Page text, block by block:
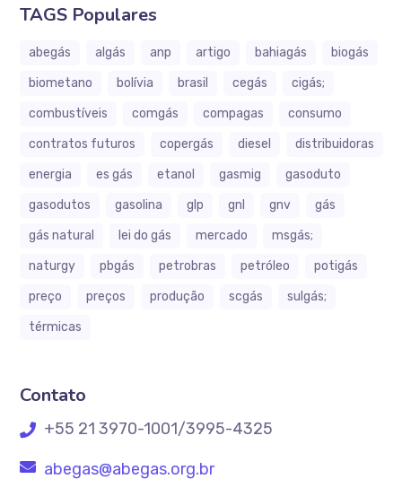
TAGS Populares
abegás algás anp artigo bahiagás
biogás
biometano
bolívia brasil cegás
cigás;
combustíveis
comgás compagas
consumo
contratos futuros
copergás diesel
distribuidoras
energia
es gás etanol gasmig
gasoduto
gasodutos
gasolina glp gnl gnv
gás
gás natural
lei do gás mercado
msgás;
naturgy
pbgás petrobras petróleo
potigás
preço
preços produção scgás
sulgás;
térmicas
Contato
+55 21 3970-1001/3995-4325
abegas@abegas.org.br